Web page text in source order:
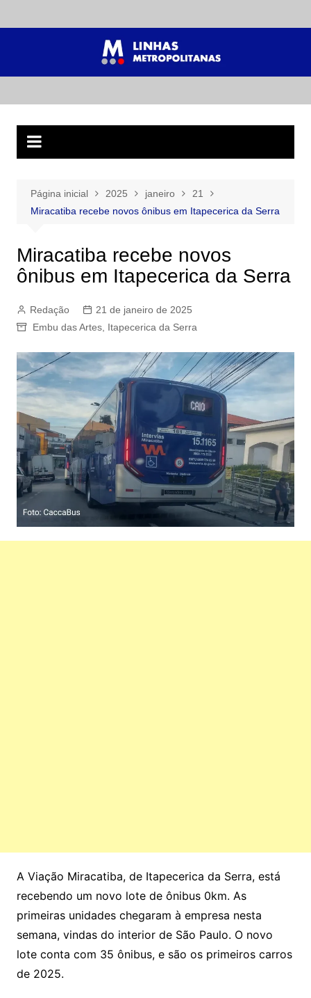
para
Página inicial 2025 janeiro
21
Miracatiba recebe novos ônibus em Itapecerica da Serra
Miracatiba recebe novos
ônibus em Itapecerica da Serra
Redação
21 de janeiro de 2025
Embu das Artes, Itapecerica da Serra
A Viação Miracatiba, de Itapecerica da Serra, está
recebendo um novo lote de ônibus 0km. As
primeiras unidades chegaram à empresa nesta
semana, vindas do interior de São Paulo. O novo
lote conta com 35 ônibus, e são os primeiros carros
de 2025.